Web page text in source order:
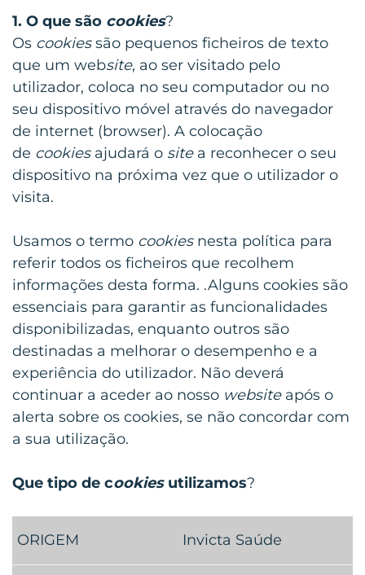
1. O que são cookies?
Os cookiessão pequenos ficheiros de texto
que um website, ao ser visitado pelo
utilizador, coloca no seu computador ou no
seu dispositivo móvel através do navegador
de internet (browser). A colocação
de cookiesajudará o sitea reconhecer o seu
dispositivo na próxima vez que o utilizador o
visita.
Usamos o termo cookiesnesta política para
referir todos os ficheiros que recolhem
informações desta forma. .Alguns cookies são
essenciais para garantir as funcionalidades
disponibilizadas, enquanto outros são
destinadas a melhorar o desempenho e a
experiência do utilizador. Não deverá
continuar a aceder ao nosso websiteapós o
alerta sobre os cookies, se não concordar com
a sua utilização.
Que tipo de cookiesutilizamos?
Invicta Saúde